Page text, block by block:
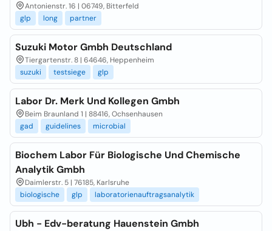
Antonienstr. 16 | 06749, Bitterfeld
glp
long partner
Suzuki Motor Gmbh Deutschland
Tiergartenstr. 8 | 64646, Heppenheim
suzuki
testsiege glp
Labor Dr. Merk Und Kollegen Gmbh
Beim Braunland 1 | 88416, Ochsenhausen
gad
guidelines microbial
Biochem Labor Für Biologische Und Chemische
Analytik Gmbh
Daimlerstr. 5 | 76185, Karlsruhe
biologische
glp laboratorienauftragsanalytik
Ubh - Edv-beratung Hauenstein Gmbh